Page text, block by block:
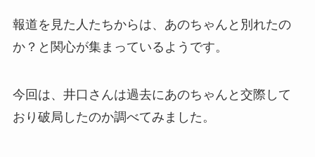
報道を見た人たちからは、あのちゃんと別れたの
か？と関心が集まっているようです。
今回は、井口さんは過去にあのちゃんと交際して
おり破局したのか調べてみました。